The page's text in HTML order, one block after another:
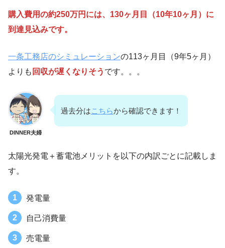
購入費用の約250万円には、130ヶ月目（10年10ヶ月）に
到達見込みです。
一条工務店のシミュレーションの113ヶ月目（9年5ヶ月）
よりも 回収が遅くなりそう です。。。
DINNER夫婦
過去分はこちらから確認できます！
太陽光発電＋蓄電池メリットを以下の内訳ごとに記載しま
す。
発電量
自己消費量
売電量